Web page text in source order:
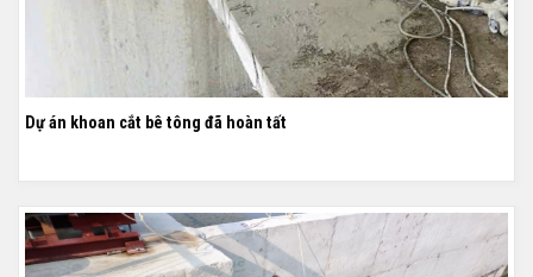
Dự án khoan cắt bê tông đã hoàn tất